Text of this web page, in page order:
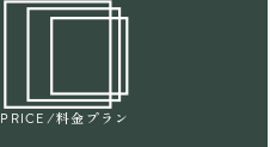
PRICE /料金プラン